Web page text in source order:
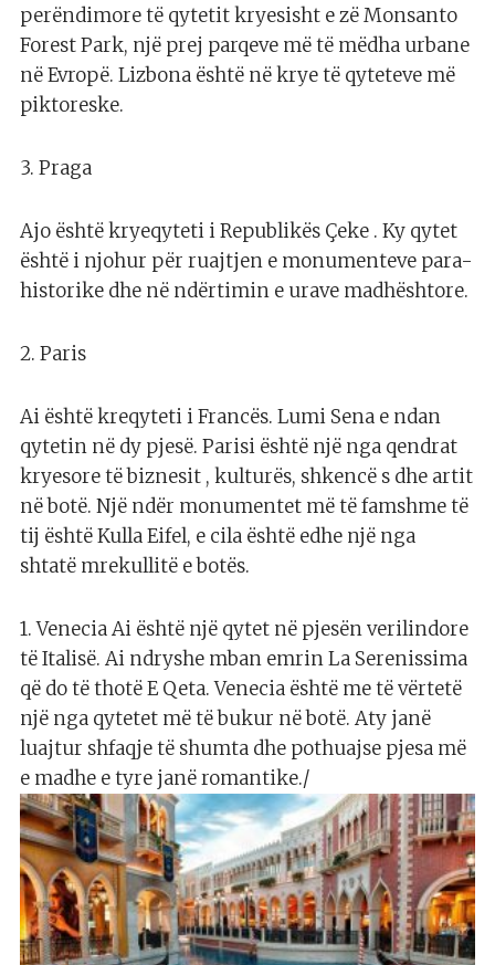
perëndimore të qytetit kryesisht e zë Monsanto
Forest Park, një prej parqeve më të mëdha urbane
në Evropë. Lizbona është në krye të qyteteve më
piktoreske.
3. Praga
Ajo është kryeqyteti i Republikës Çeke . Ky qytet
është i njohur për ruajtjen e monumenteve para-
historike dhe në ndërtimin e urave madhështore.
2. Paris
Ai është kreqyteti i Francës. Lumi Sena e ndan
qytetin në dy pjesë. Parisi është një nga qendrat
kryesore të biznesit , kulturës, shkencë s dhe artit
në botë. Një ndër monumentet më të famshme të
tij është Kulla Eifel, e cila është edhe një nga
shtatë mrekullitë e botës.
1. Venecia Ai është një qytet në pjesën verilindore
të Italisë. Ai ndryshe mban emrin La Serenissima
që do të thotë E Qeta. Venecia është me të vërtetë
një nga qytetet më të bukur në botë. Aty janë
luajtur shfaqje të shumta dhe pothuajse pjesa më
e madhe e tyre janë romantike./